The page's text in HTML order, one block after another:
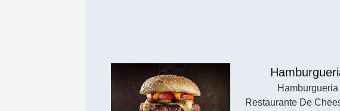
Hamburgueria
Restaurante De